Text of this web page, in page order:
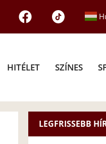
HITÉLET SZÍNES
LEGFRISSEBB